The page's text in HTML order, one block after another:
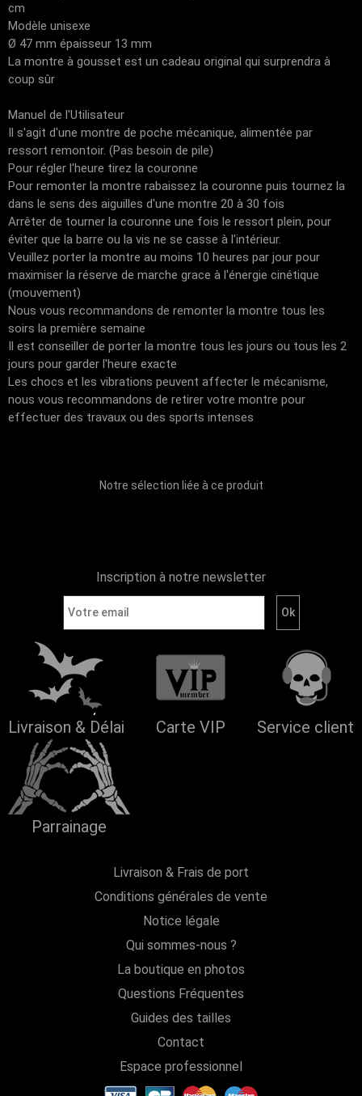
cm
Modèle unisexe
Ø 47 mm épaisseur 13 mm
La montre à gousset est un cadeau original qui surprendra à
coup sûr
Manuel de l'Utilisateur
Il s'agit d'une montre de poche mécanique, alimentée par
ressort remontoir. (Pas besoin de pile)
Pour régler l'heure tirez la couronne
Pour remonter la montre rabaissez la couronne puis tournez la
dans le sens des aiguilles d'une montre 20 à 30 fois
Arrêter de tourner la couronne une fois le ressort plein, pour
éviter que la barre ou la vis ne se casse à l'intérieur.
Veuillez porter la montre au moins 10 heures par jour pour
maximiser la réserve de marche grace à l'énergie cinétique
(mouvement)
Nous vous recommandons de remonter la montre tous les
soirs la première semaine
Il est conseiller de porter la montre tous les jours ou tous les 2
jours pour garder l'heure exacte
Les chocs et les vibrations peuvent affecter le mécanisme,
nous vous recommandons de retirer votre montre pour
effectuer des travaux ou des sports intenses
Notre sélection liée à ce produit
Inscription à notre newsletter
Livraison & Délai Carte VIP Service client
Parrainage
Livraison & Frais de port
Conditions générales de vente
Notice légale
Qui sommes-nous ?
La boutique en photos
Questions Fréquentes
Guides des tailles
Contact
Espace professionnel